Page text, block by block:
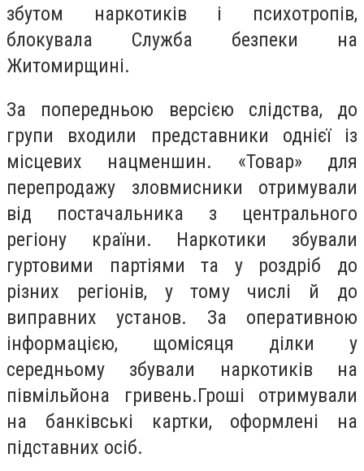
збутом наркотиків і психотропів,
блокувала Служба безпеки на
Житомирщині.
За попередньою версією слідства, до
групи входили представники однієї із
місцевих нацменшин. «Товар» для
перепродажу зловмисники отримували
від постачальника з центрального
регіону країни. Наркотики збували
гуртовими партіями та у роздріб до
різних регіонів, у тому числі й до
виправних установ. За оперативною
інформацією, щомісяця ділки у
середньому збували наркотиків на
півмільйона гривень.Гроші отримували
на банківські картки, оформлені на
підставних осіб.